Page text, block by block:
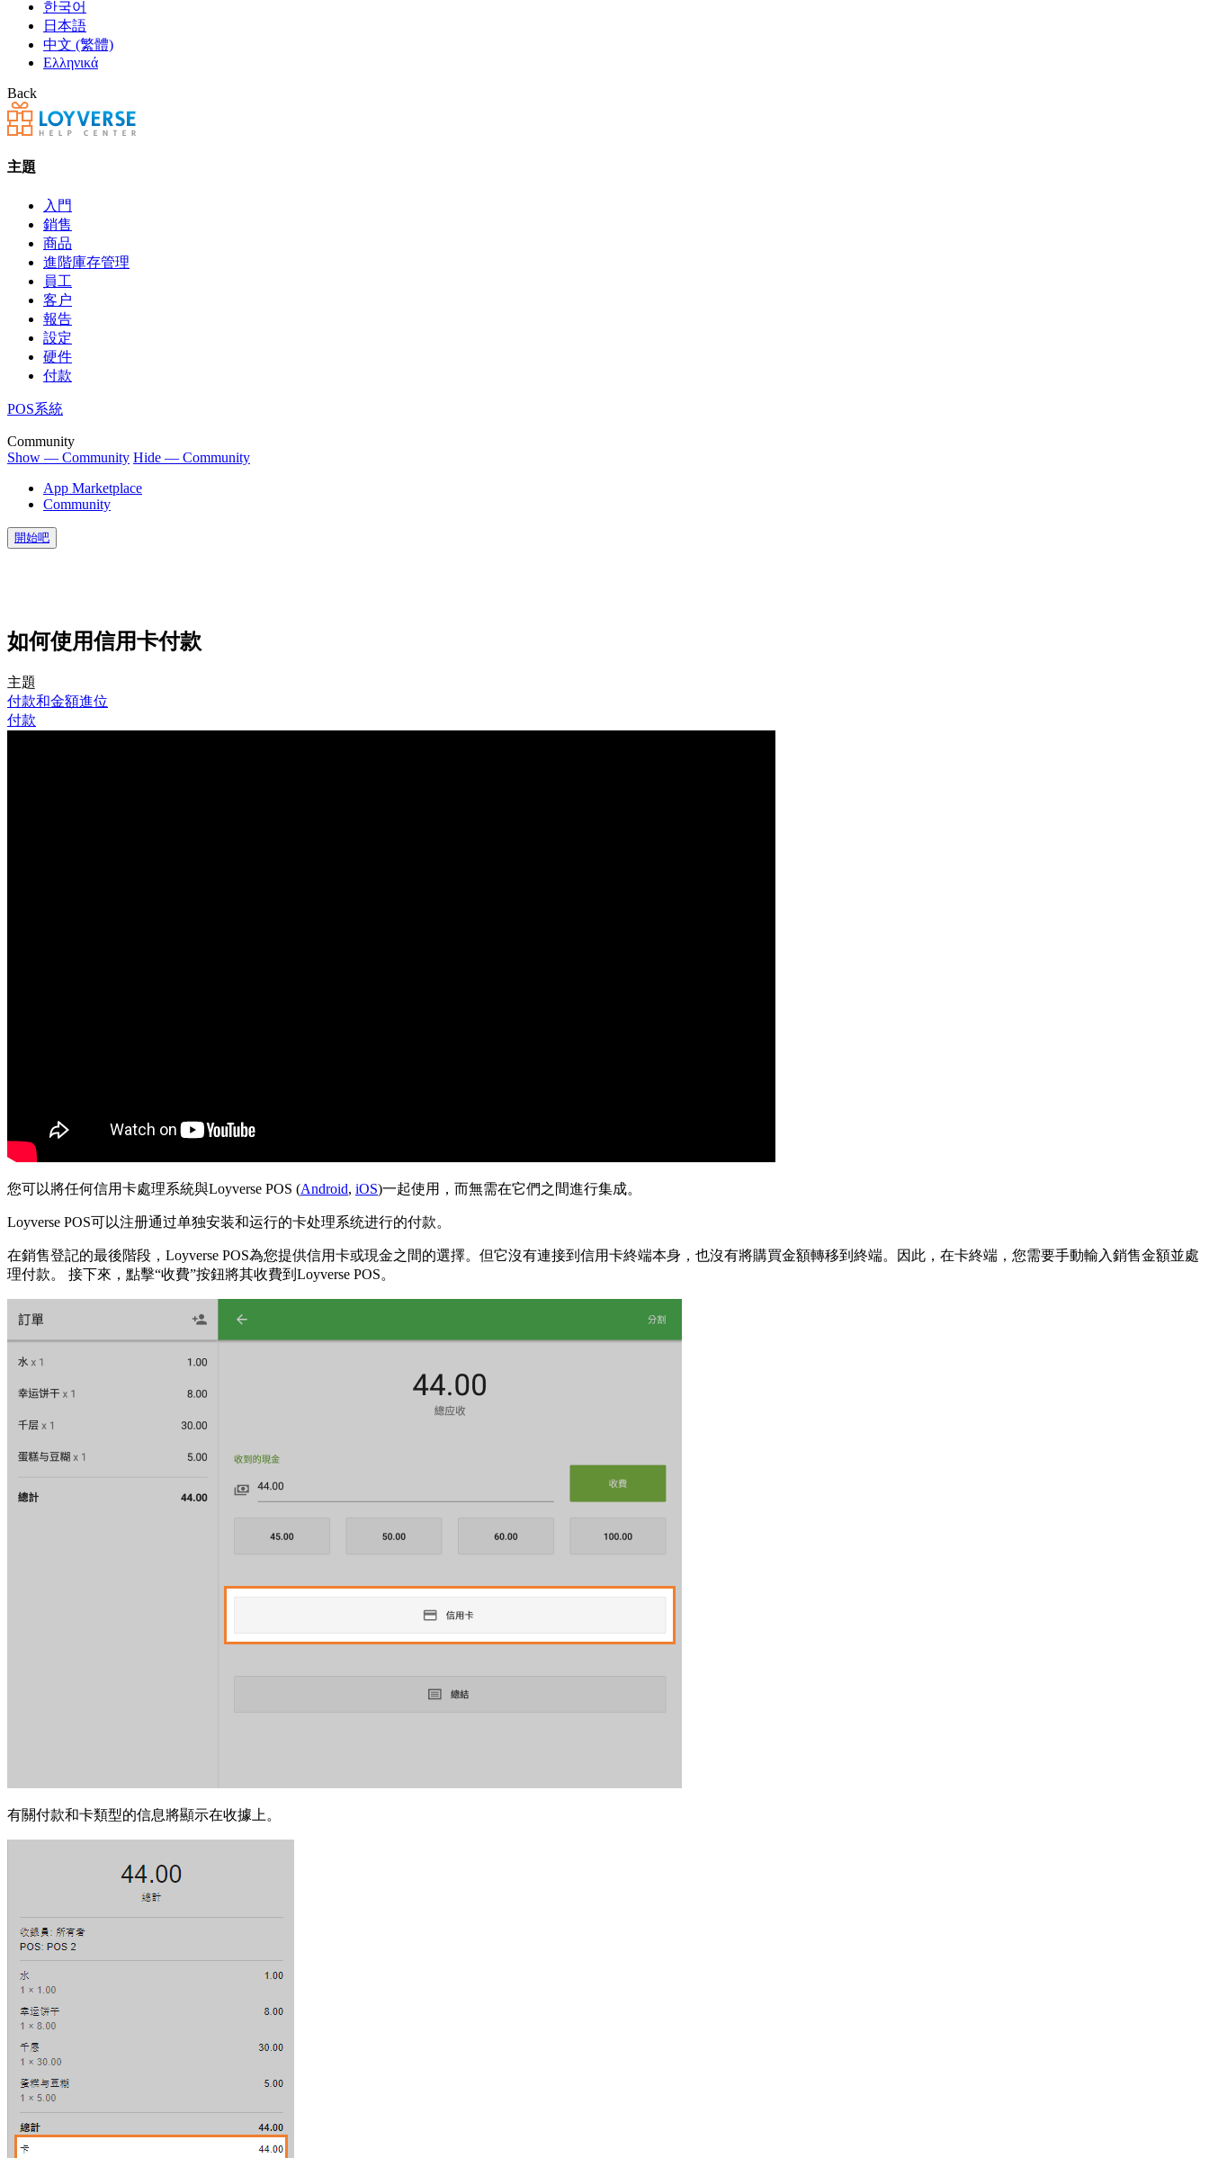
한국어
日本語
中文 (繁體)
Ελληνικά
Back
主題
入門
銷售
商品
進階庫存管理
員工
客户
報告
設定
硬件
付款
POS系統
Community
Show — Community Hide — Community
App Marketplace
Community
開始吧
如何使用信用卡付款
主題
付款和金額進位
付款
您可以將任何信用卡處理系統與Loyverse POS (Android, iOS)一起使用，而無需在它們之間進行集成。
Loyverse POS可以注册通过单独安装和运行的卡处理系统进行的付款。
在銷售登記的最後階段，Loyverse POS為您提供信用卡或現金之間的選擇。但它沒有連接到信用卡終端本身，也沒有將購買金額轉移到終端。因此，在卡終端，您需要手動輸入銷售金額並處
理付款。 接下來，點擊“收費”按鈕將其收費到Loyverse POS。
有關付款和卡類型的信息將顯示在收據上。